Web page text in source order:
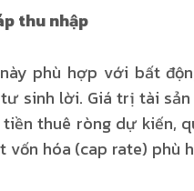
thu nhập
phù hợp với bất
sinh lời. Giá trị tài
thuê ròng dự kiến,
vốn hóa (cap rate) phù